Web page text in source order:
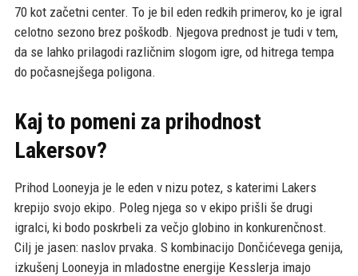
70 kot začetni center. To je bil eden redkih primerov, ko je igral
celotno sezono brez poškodb. Njegova prednost je tudi v tem,
da se lahko prilagodi različnim slogom igre, od hitrega tempa
do počasnejšega poligona.
Kaj to pomeni za prihodnost
Lakersov?
Prihod Looneyja je le eden v nizu potez, s katerimi Lakers
krepijo svojo ekipo. Poleg njega so v ekipo prišli še drugi
igralci, ki bodo poskrbeli za večjo globino in konkurenčnost.
Cilj je jasen: naslov prvaka. S kombinacijo Dončićevega genija,
izkušenj Looneyja in mladostne energije Kesslerja imajo